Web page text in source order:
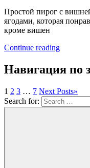
Простой пирог с
ягодами, которая
кроме вишен
Continue reading
Навигация по
1 2 3 … 7 Next Posts»
Search for: